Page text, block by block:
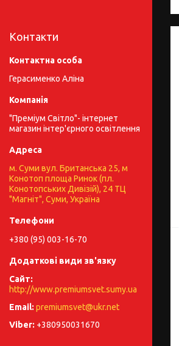
Контакти
Герасименко Аліна
"Преміум Світло"- інтернет
магазин інтер'єрного освітлення
м. Суми вул. Британська 25, м
Конотоп площа Ринок (пл.
Конотопських Дивізій), 24 ТЦ
"Магніт", Суми, Україна
+380 (95) 003-16-70
http://www.premiumsvet.sumy.ua
premiumsvet@ukr.net
+380950031670